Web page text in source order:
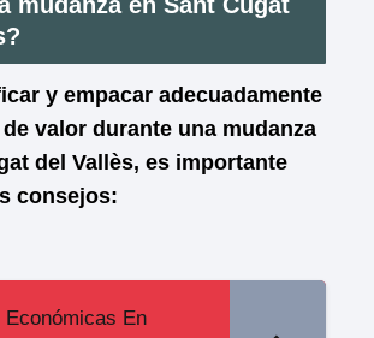
y empacar adecuadamente
valor durante una mudanza
del Vallès, es importante
consejos:
Económicas En